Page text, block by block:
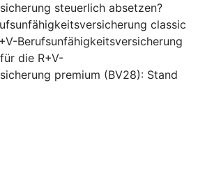
steuerlich absetzen?
classic
Berufsunfähigkeitsversicherung
die R+V-
premium (BV28): Stand